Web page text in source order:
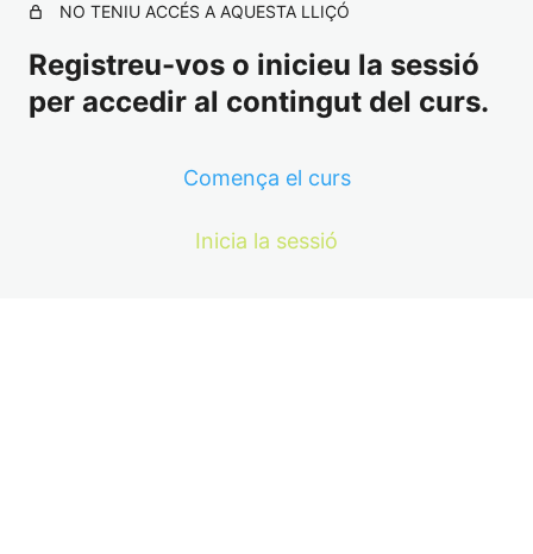
NO TENIU ACCÉS A AQUESTA LLIÇÓ
Registreu-vos o inicieu la sessió
per accedir al contingut del curs.
Comença el curs
Inicia la sessió